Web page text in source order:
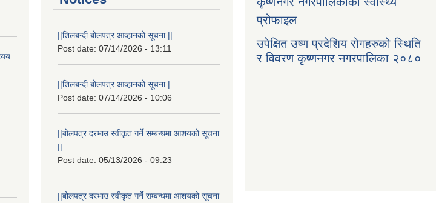
||शिलबन्दी बोलपत्र आव्हानको सूचना ||
Post date: 07/14/2026 - 13:11
||शिलबन्दी बोलपत्र आव्हानको सूचना |
Post date: 07/14/2026 - 10:06
||बोलपत्र दरभाउ स्वीकृत गर्ने सम्बन्धमा आशयको सूचना
||
Post date: 05/13/2026 - 09:23
||बोलपत्र दरभाउ स्वीकृत गर्ने सम्बन्धमा आशयको सूचना
प्रोफाइल
उपेक्षित उष्ण प्रदेशिय रोगहरुको स्थिति
र विवरण कृष्णनगर नगरपालिका २०८०